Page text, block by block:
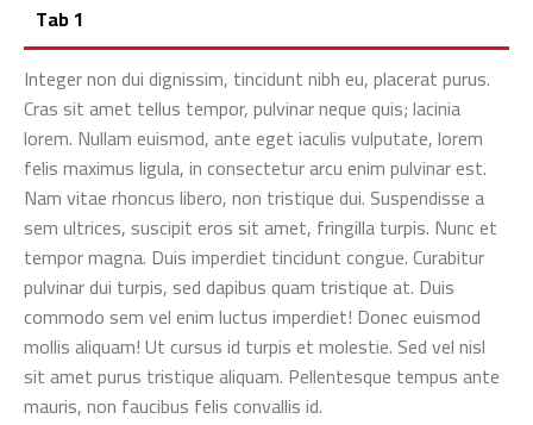
Tab 1
Integer non dui dignissim, tincidunt nibh eu, placerat purus.
Cras sit amet tellus tempor, pulvinar neque quis; lacinia
lorem. Nullam euismod, ante eget iaculis vulputate, lorem
felis maximus ligula, in consectetur arcu enim pulvinar est.
Nam vitae rhoncus libero, non tristique dui. Suspendisse a
sem ultrices, suscipit eros sit amet, fringilla turpis. Nunc et
tempor magna. Duis imperdiet tincidunt congue. Curabitur
pulvinar dui turpis, sed dapibus quam tristique at. Duis
commodo sem vel enim luctus imperdiet! Donec euismod
mollis aliquam! Ut cursus id turpis et molestie. Sed vel nisl
sit amet purus tristique aliquam. Pellentesque tempus ante
mauris, non faucibus felis convallis id.